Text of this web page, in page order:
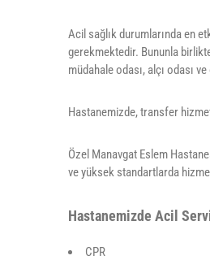
Acil sağlık durumlarında en
gerekmektedir. Bununla
müdahale odası, alçı odası
Hastanemizde, transfer
Özel Manavgat Eslem
ve yüksek standartlarda
Hastanemizde Acil
CPR